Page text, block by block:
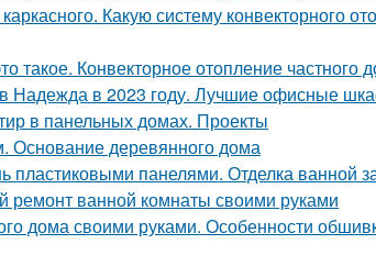
Какую систему конвекторного
такое. Конвекторное отопление частного
Надежда в 2023 году. Лучшие офисные
в панельных домах. Проекты
Основание деревянного дома
пластиковыми панелями. Отделка ванной
ремонт ванной комнаты своими руками
дома своими руками. Особенности